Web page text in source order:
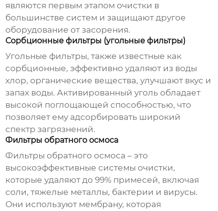
являются первым этапом очистки в
большинстве систем и защищают другое
оборудование от засорения.
Сорбционные фильтры (угольные фильтры)
Угольные фильтры, также известные как
сорбционные, эффективно удаляют из воды
хлор, органические вещества, улучшают вкус и
запах воды. Активированный уголь обладает
высокой поглощающей способностью, что
позволяет ему адсорбировать широкий
спектр загрязнений.
Фильтры обратного осмоса
Фильтры обратного осмоса – это
высокоэффективные системы очистки,
которые удаляют до 99% примесей, включая
соли, тяжелые металлы, бактерии и вирусы.
Они используют мембрану, которая